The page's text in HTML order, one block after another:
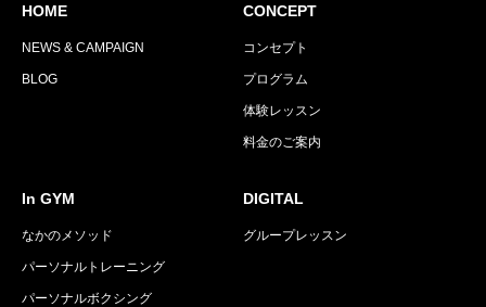
HOME
NEWS & CAMPAIGN
BLOG
CONCEPT
コンセプト
プログラム
体験レッスン
料金のご案内
In GYM
なかのメソッド
パーソナルトレーニング
パーソナルボクシング
DIGITAL
グループレッスン